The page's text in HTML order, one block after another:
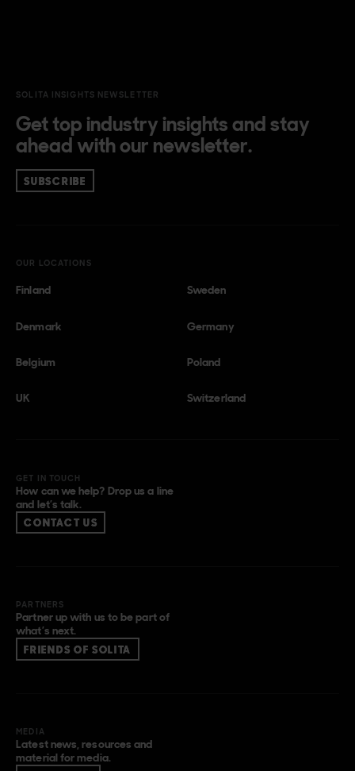
SOLITA INSIGHTS NEWSLETTER
Get top industry insights and stay
ahead with our newsletter.
SUBSCRIBE
OUR LOCATIONS
Finland Sweden
Denmark Germany
Belgium Poland
UK Switzerland
GET IN TOUCH
How can we help? Drop us a line
and let’s talk.
CONTACT US
PARTNERS
Partner up with us to be part of
what’s next.
FRIENDS OF SOLITA
MEDIA
Latest news, resources and
material for media.